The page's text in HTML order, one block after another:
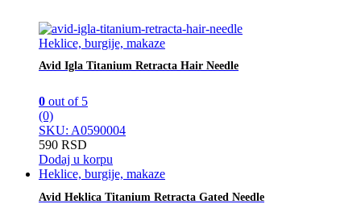
Heklice, burgije, makaze
Avid Igla Titanium Retracta Hair Needle
0 out of 5
(0)
SKU: A0590004
590 RSD
Dodaj u korpu
Heklice, burgije, makaze
Avid Heklica Titanium Retracta Gated Needle